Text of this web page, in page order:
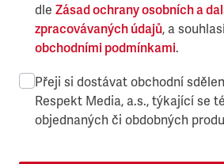
dle Zásad ochrany osobních a
zpracovávaných údajů, a
obchodními podmínkami.
Přeji si dostávat obchodní
Respekt Media, a.s., týkající se
objednaných či obdobných